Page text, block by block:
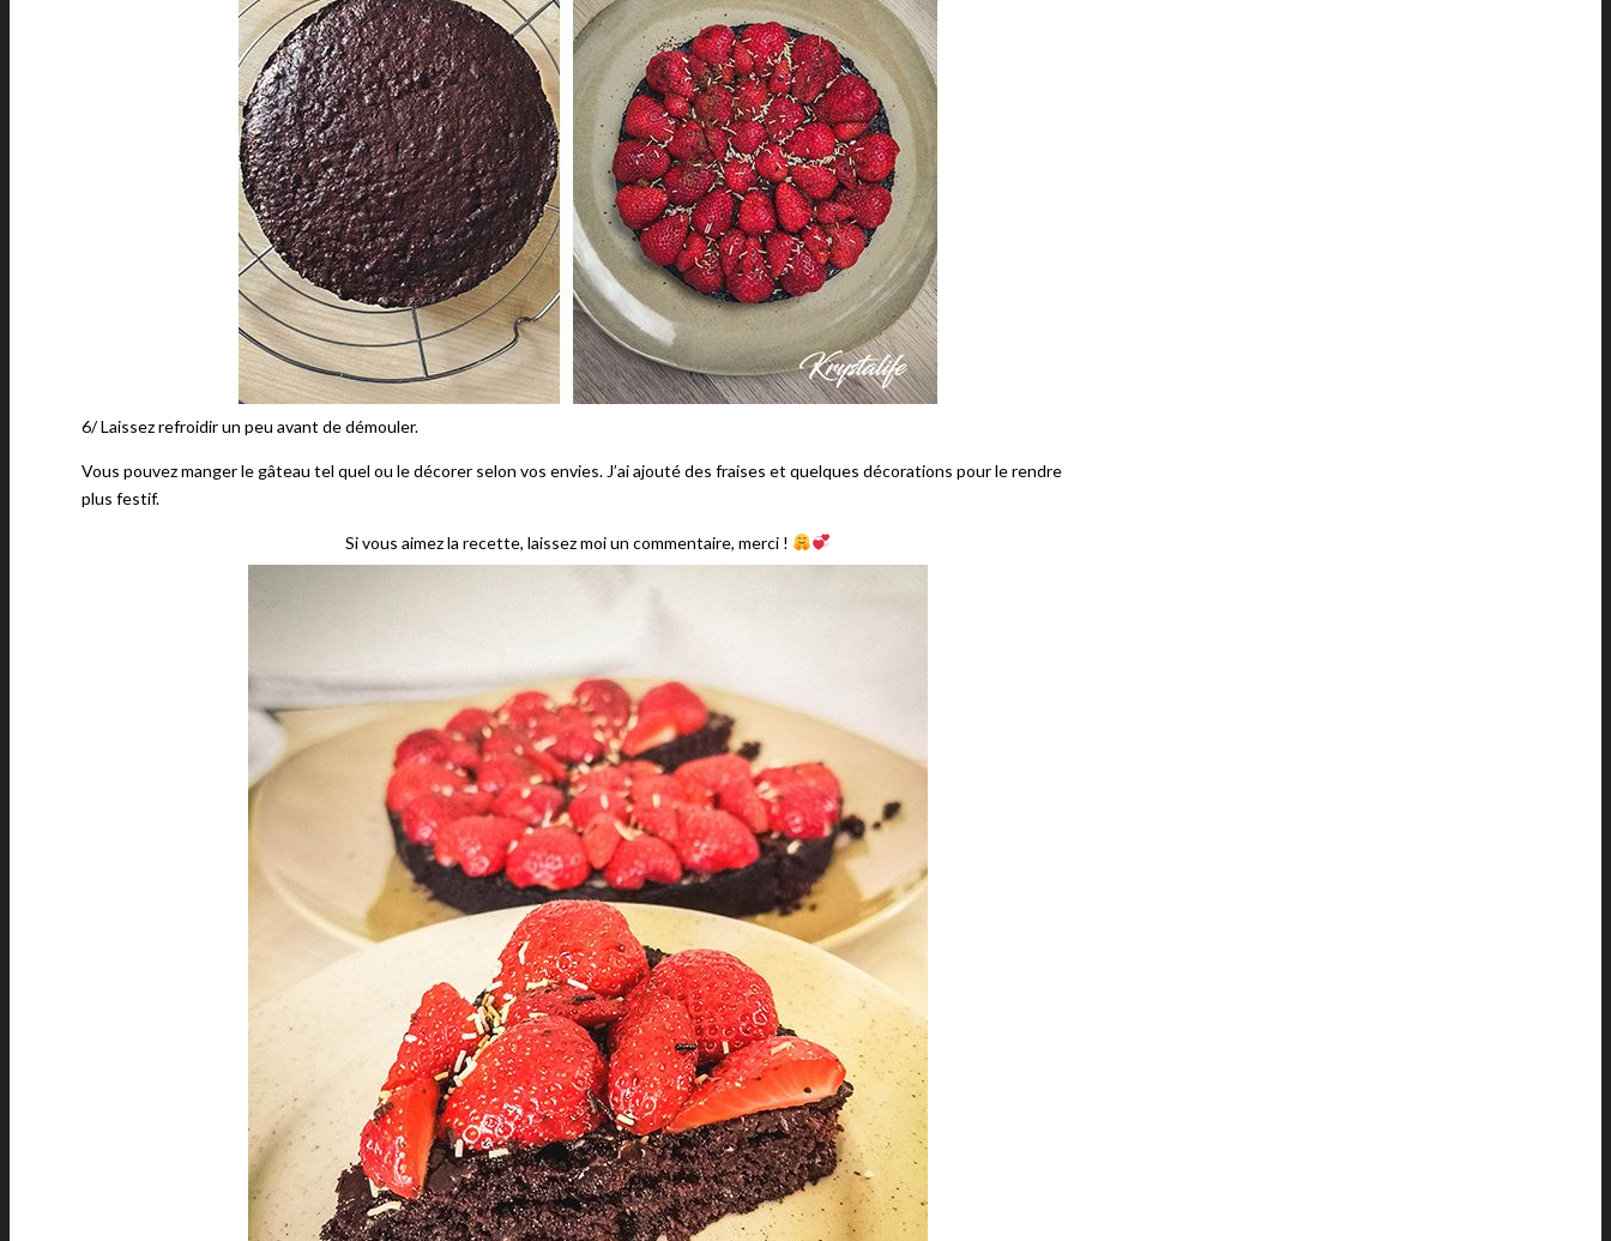
6/ Laissez refroidir un peu avant de démouler.
Vous pouvez manger le gâteau tel quel ou le décorer selon vos envies. J’ai ajouté des fraises et quelques décorations pour le rendre
plus festif.
Si vous aimez la recette, laissez moi un commentaire, merci !